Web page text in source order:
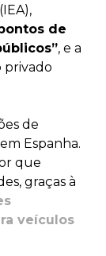
de
, e a
privado
de
Espanha.
que
graças à
veículos